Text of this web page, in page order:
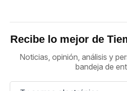
Recibe lo mejor de
Noticias, opinión, análisis y
bandeja de